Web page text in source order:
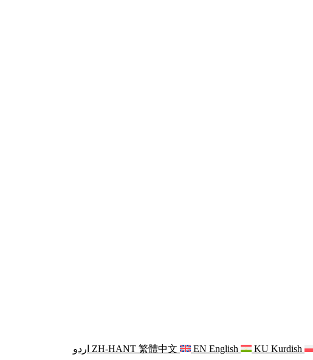
ZH-HANT 繁體中文 EN English KU Kurdish اردو